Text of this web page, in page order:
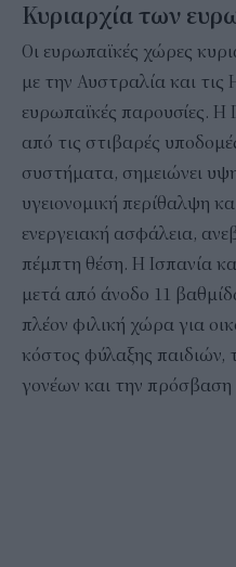
Κυριαρχία των
Οι ευρωπαϊκές χώρες
με την Αυστραλία και τις
ευρωπαϊκές παρουσίες. Η
από τις στιβαρές
συστήματα, σημειώνει
υγειονομική περίθαλψη
ενεργειακή ασφάλεια,
πέμπτη θέση. Η Ισπανία
μετά από άνοδο 11
πλέον φιλική χώρα για
κόστος φύλαξης παιδιών,
γονέων και την πρόσβαση